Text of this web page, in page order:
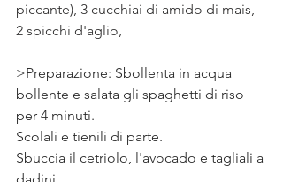
piccante), 3 cucchiai di amido di mais,
2 spicchi d'aglio,
>Preparazione: Sbollenta in acqua
bollente e salata gli spaghetti di riso
per 4 minuti.
Scolali e tienili di parte.
Sbuccia il cetriolo, l'avocado e tagliali a